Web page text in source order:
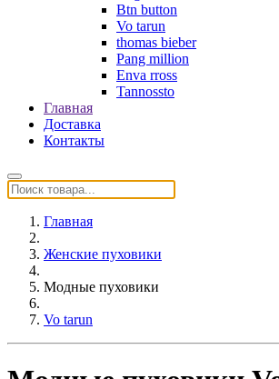
Btn button
Vo tarun
thomas bieber
Pang million
Enva rross
Tannossto
Главная
Доставка
Контакты
Главная
Женские пуховики
Модные пуховики
Vo tarun